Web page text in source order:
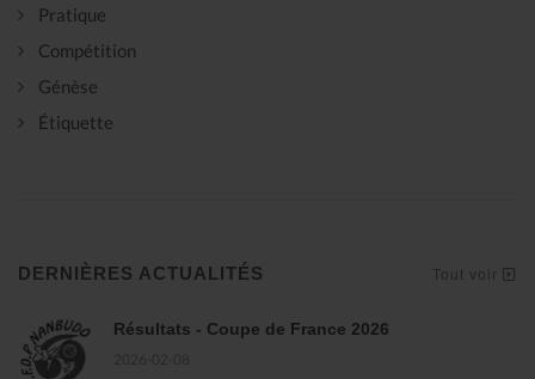
Pratique
Compétition
Génèse
Étiquette
DERNIÈRES ACTUALITÉS Tout voir
Résultats - Coupe de France 2026